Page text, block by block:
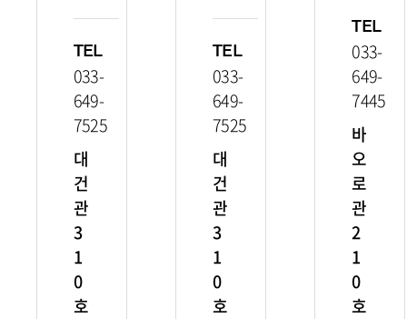
TEL
033-
649-
7525
대
건
관
3
1
0
호
TEL
033-
649-
7525
대
건
관
3
1
0
호
TEL
033-
649-
7445
바
오
로
관
2
1
0
호